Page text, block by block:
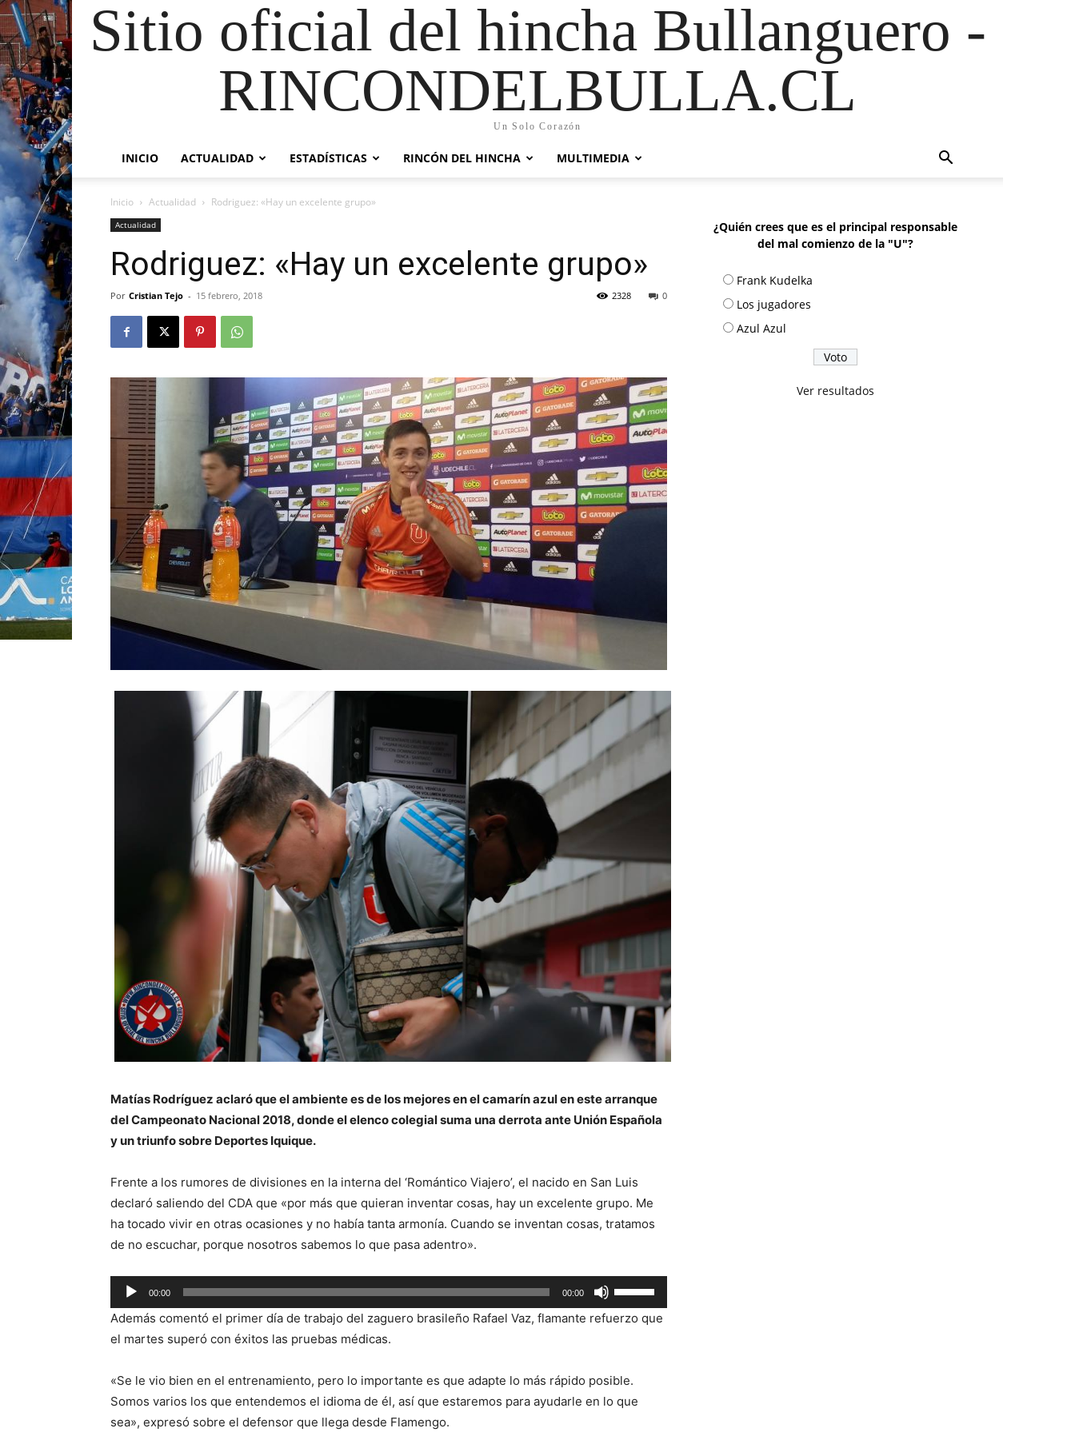
Sitio oficial del hincha Bullanguero -
RINCONDELBULLA.CL
Un Solo Corazón
INICIO ACTUALIDAD ESTADÍSTICAS RINCÓN DEL HINCHA MULTIMEDIA
Inicio Actualidad Rodriguez: «Hay un excelente grupo»
Actualidad
Rodriguez: «Hay un excelente grupo»
Por Cristian Tejo - 15 febrero, 2018 0
2328
Matías Rodríguez aclaró que el ambiente es de los mejores en el camarín azul en este arranque
del Campeonato Nacional 2018, donde el elenco colegial suma una derrota ante Unión Española
y un triunfo sobre Deportes Iquique.
Frente a los rumores de divisiones en la interna del ‘Romántico Viajero’, el nacido en San Luis
declaró saliendo del CDA que «por más que quieran inventar cosas, hay un excelente grupo. Me
ha tocado vivir en otras ocasiones y no había tanta armonía. Cuando se inventan cosas, tratamos
de no escuchar, porque nosotros sabemos lo que pasa adentro».
Reproductor
de
audio
00:00 00:00
las
teclas
arriba/abajo
para
Además comentó el primer día de trabajo del zaguero brasileño Rafael Vaz, flamante refuerzo que
el martes superó con éxitos las pruebas médicas.
«Se le vio bien en el entrenamiento, pero lo importante es que adapte lo más rápido posible.
Somos varios los que entendemos el idioma de él, así que estaremos para ayudarle en lo que
sea», expresó sobre el defensor que llega desde Flamengo.
¿Quién crees que es el principal responsable
del mal comienzo de la "U"?
Frank Kudelka
Los jugadores
Azul Azul
Ver resultados